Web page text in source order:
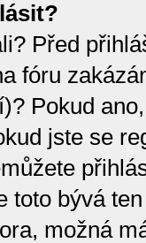
Před
fóru
Pokud
jste se
toto bývá
možná